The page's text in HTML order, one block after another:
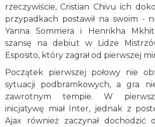
rzeczywiście, Cristian Chivu ich
przypadkach postawił na swoim -
Yanna Sommera i Henrikha
szansę na debiut w Lidze
Esposito, który zagrał od pierwszej
Początek pierwszej połowy nie
sytuacji podbramkowych, a gra
zawrotnym tempie. W
inicjatywę miał Inter, jednak z
Ajax również zaczynał dochodzić